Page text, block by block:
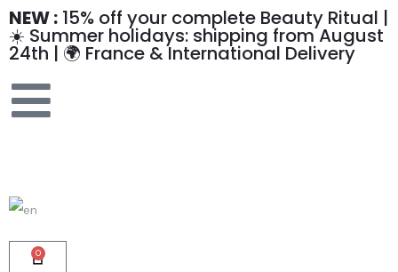
NEW : 15% off your complete Beauty Ritual |
☀️ Summer holidays: shipping from August
24th | 🌍 France & International Delivery
0